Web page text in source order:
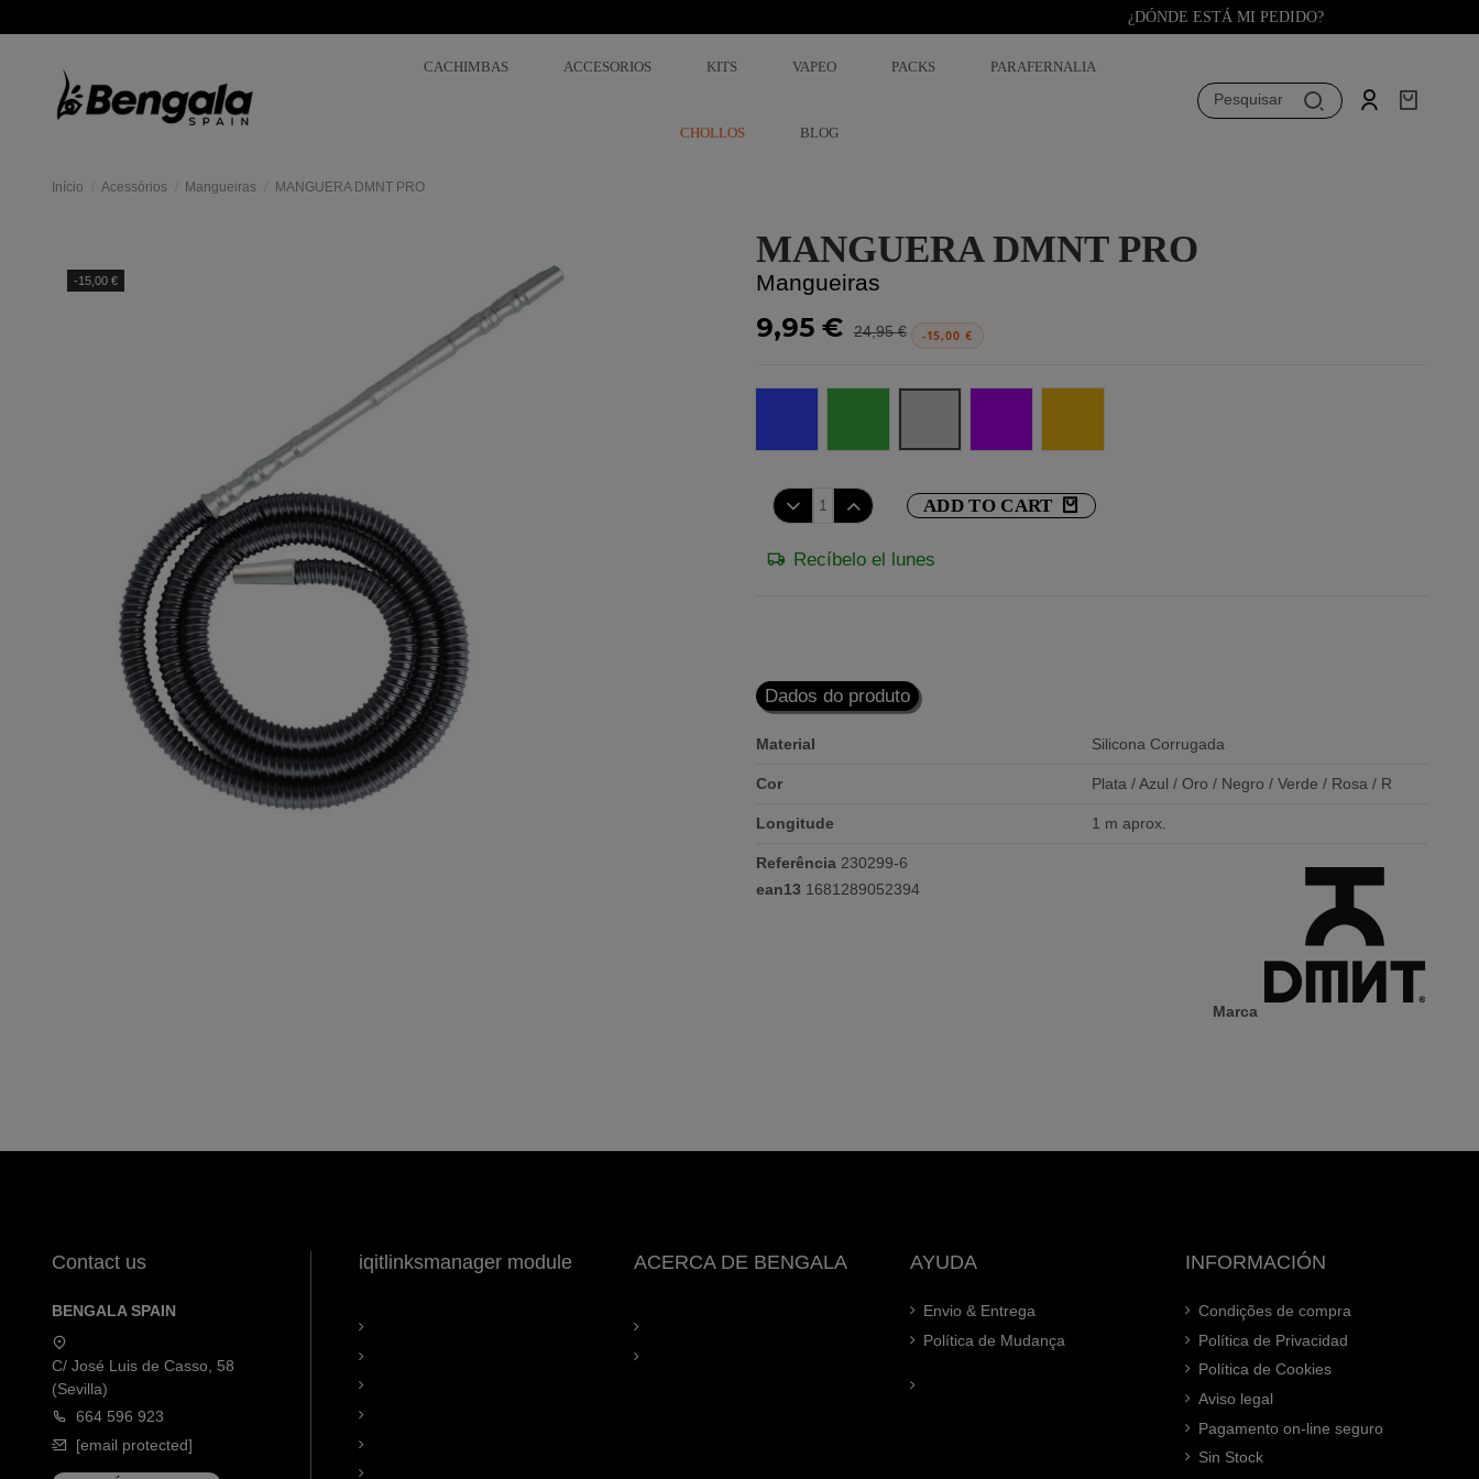
¿DÓNDE ESTÁ MI PEDIDO?
CACHIMBAS ACCESORIOS KITS VAPEO PACKS PARAFERNALIA
CHOLLOS BLOG
Pesquisar
Início Acessórios Mangueiras MANGUERA DMNT PRO
-15,00 €
MANGUERA DMNT PRO
Mangueiras
9,95 € 24,95 € -15,00 €
ADD TO CART
Recíbelo el lunes
Dados do produto
Material Silicona Corrugada
Cor Plata / Azul / Oro / Negro / Verde / Rosa / R
Longitude 1 m aprox.
Marca
Referência 230299-6
ean13 1681289052394
Contact us
BENGALA SPAIN
C/ José Luis de Casso, 58
(Sevilla)
664 596 923
[email protected]
iqitlinksmanager module ACERCA DE BENGALA AYUDA
Envio & Entrega
Política de Mudança
INFORMACIÓN
Condições de compra
Política de Privacidad
Política de Cookies
Aviso legal
Pagamento on-line seguro
Sin Stock